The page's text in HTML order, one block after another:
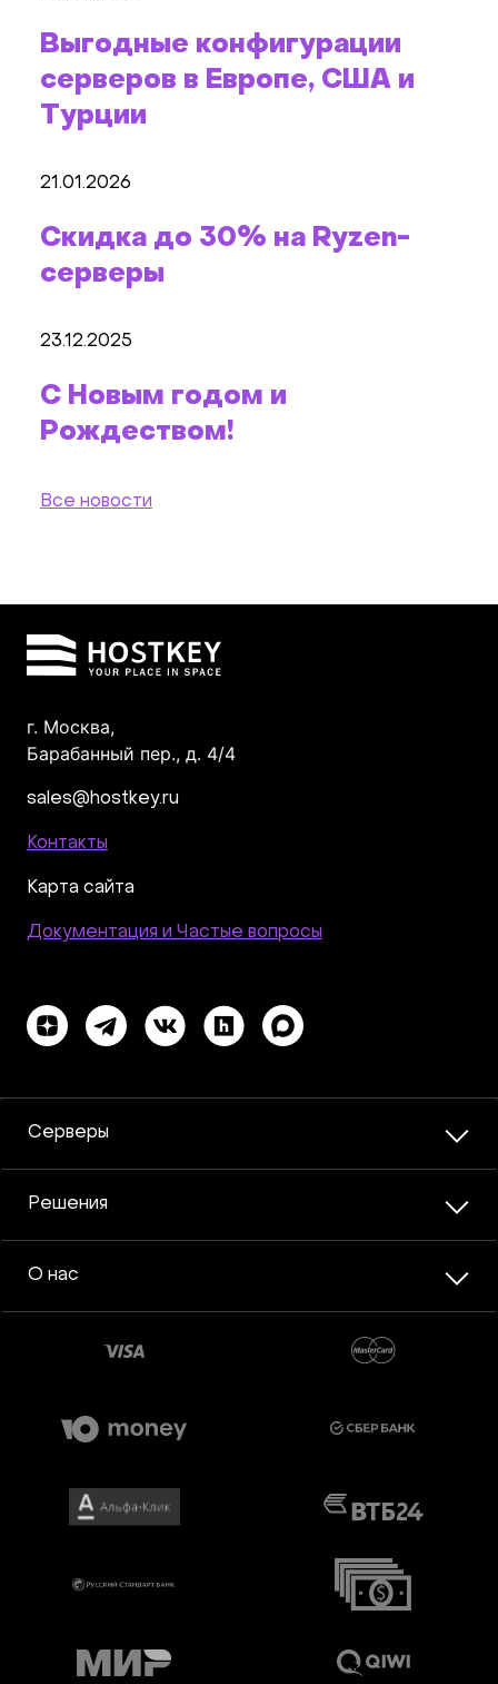
Выгодные конфигурации
серверов в Европе, США и
Турции
21.01.2026
Скидка до 30% на Ryzen-
серверы
23.12.2025
С Новым годом и
Рождеством!
Все новости
г. Москва,
Барабанный пер., д. 4/4
sales@hostkey.ru
Контакты
Карта сайта
Документация и Частые вопросы
Серверы
Решения
О нас